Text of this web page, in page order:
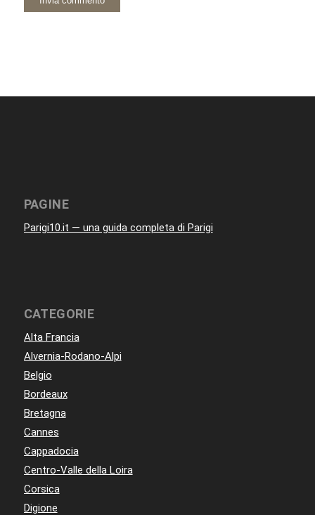
PAGINE
Parigi10.it — una guida completa di Parigi
CATEGORIE
Alta Francia
Alvernia-Rodano-Alpi
Belgio
Bordeaux
Bretagna
Cannes
Cappadocia
Centro-Valle della Loira
Corsica
Digione